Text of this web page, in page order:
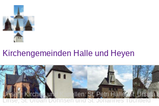
Kirchengemeinden Halle und Heyen
Unsere Kirchen und Kapellen: St. Petri Halle, St. Ursula
Linse, St. Urban Dohnsen und St. Johannes Tuchtfeld